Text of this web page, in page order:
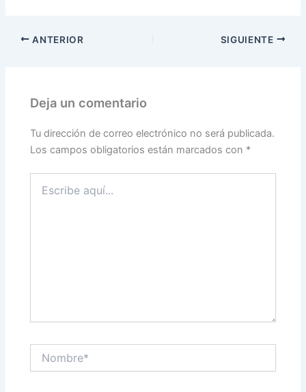
ANTERIOR SIGUIENTE
Deja un comentario
Tu dirección de correo electrónico no será publicada.
Los campos obligatorios están marcados con *
aquí...